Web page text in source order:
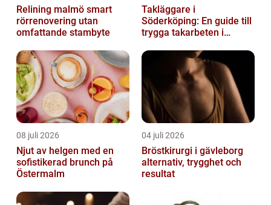
Relining malmö smart
rörrenovering utan
omfattande stambyte
Takläggare i
Söderköping: En guide till
trygga takarbeten i
08 juli 2026
Njut av helgen med en
sofistikerad brunch på
Östermalm
04 juli 2026
Bröstkirurgi i gävleborg
alternativ, trygghet och
resultat